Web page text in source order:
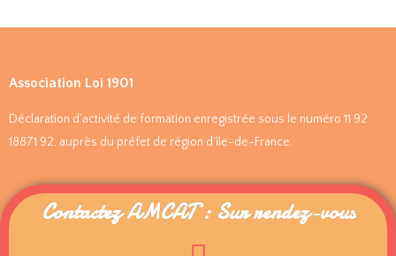
Association Loi 1901
Déclaration d’activité de formation enregistrée sous le numéro 11 92
18871 92, auprès du préfet de région d’île-de-France.
Contactez AMCAT : Sur rendez-vous